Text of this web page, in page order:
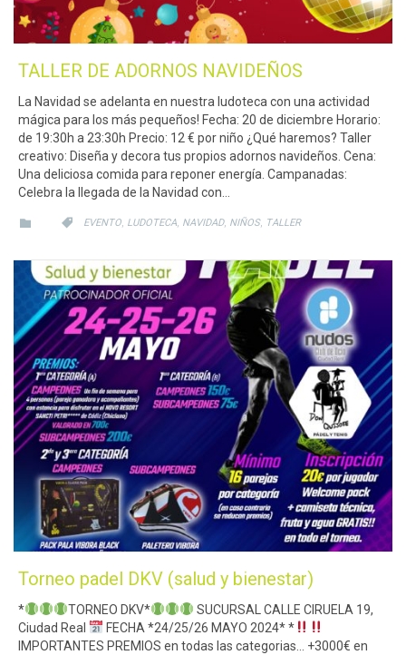
TALLER DE ADORNOS NAVIDEÑOS
La Navidad se adelanta en nuestra ludoteca con una actividad
mágica para los más pequeños! Fecha: 20 de diciembre Horario:
de 19:30h a 23:30h Precio: 12 € por niño ¿Qué haremos? Taller
creativo: Diseña y decora tus propios adornos navideños. Cena:
Una deliciosa comida para reponer energía. Campanadas:
Celebra la llegada de la Navidad con…
 CATEGORY
 CATEGORY
EVENTO LUDOTECA NAVIDAD, NIÑOS, TALLER
Torneo padel DKV (salud y bienestar)
* TORNEO DKV*
SUCURSAL CALLE CIRUELA 19,
Ciudad Real
FECHA *24/25/26 MAYO 2024* *
IMPORTANTES PREMIOS en todas las categorias… +3000€ en